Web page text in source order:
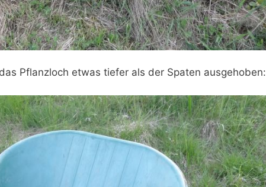
Pflanzloch etwas tiefer als der Spaten ausgehoben: